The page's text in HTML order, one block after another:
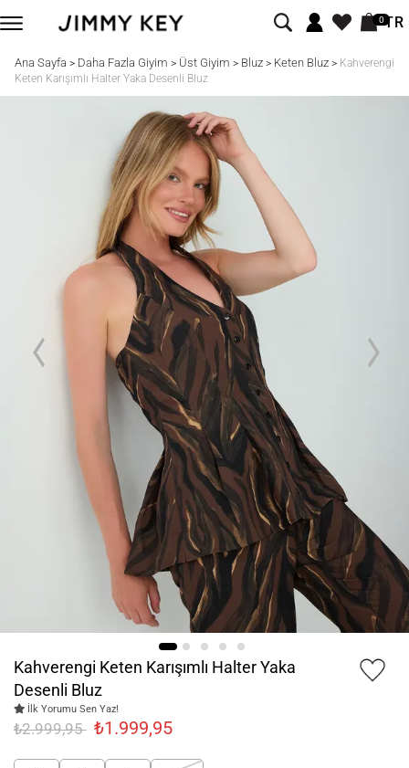
0TR
Ana Sayfa > Daha Fazla Giyim > Üst Giyim > Bluz> Keten Bluz> Kahverengi
Keten Karışımlı Halter Yaka Desenli Bluz
Kahverengi Keten Karışımlı Halter Yaka
Desenli Bluz
İlk Yorumu Sen Yaz!
₺2.999,95 ₺1.999,95